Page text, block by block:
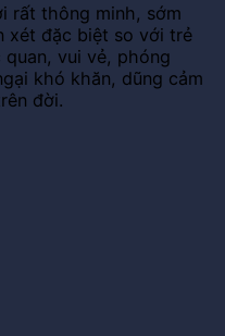
rất thông minh, sớm
xét đặc biệt so với trẻ
vui vẻ, phóng
khó khăn, dũng cảm
đời.